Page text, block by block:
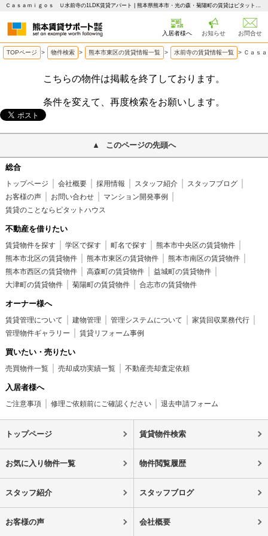
Ｃａｓａｍｉｇｏｓ Ｕ水前寺の1LDK賃貸アパート | 熊本県熊本市・光の森・菊陽町の賃貸はピタットハウス 熊本賃貸サポート
入居者様へ お知らせ お問合せ
TOPページ > 物件検索 > 熊本市東区の賃貸情報一覧 > 水前寺の賃貸情報一覧 > Ｃａｓ
こちらの物件は掲載を終了しております。
条件を変えて、再度検索をお願いします。
このページの先頭へ
総合
トップページ 会社概要 採用情報 スタッフ紹介
スタッフブログ
お客様の声
お問い合わせ
マンション開発事例
賃貸のことならピタットハウス
不動産を借りたい
賃貸物件を探す 学区で探す 町名で探す
熊本市中央区の賃貸物件
熊本市北区の賃貸物件
熊本市東区の賃貸物件
熊本市南区の賃貸物件
熊本市西区の賃貸物件
高森町の賃貸物件
益城町の賃貸物件
大津町の賃貸物件
菊陽町の賃貸物件 合志市の賃貸物件
オーナー様へ
賃貸管理について 建物管理 管理システムについて
家賃回収業務代行
管理物件ギャラリー
賃貸リフォーム事例
買いたい・売りたい
売買物件一覧 売却成功実績一覧 不動産売却査定依頼
入居者様へ
ご注意事項 修理ご依頼前にご確認ください 退去申請フォーム
トップページ 賃貸物件検索
お気に入り物件一覧 物件閲覧履歴
スタッフ紹介 スタッフブログ
お客様の声 会社概要